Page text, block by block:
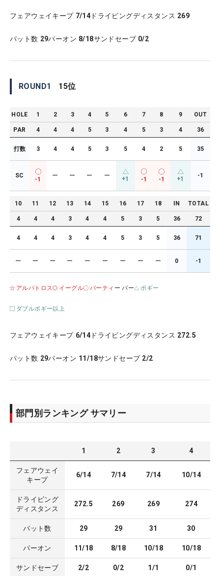
フェアウェイキープ 7/14 ドライビングディスタンス 269
パット数 29パーオン 8/18サンドセーブ 0/2
ROUND1 15位
HOLE 1 2 3 4 5 6 7 8 9 OUT
PAR 4 4 4 5 3 4 5 3 4 36
打数 3 4 4 5 3 5 4 2 5 35
SC
-1
ー ー ー ー +1 -1 -1 +1 -1
10 11 12 13 14 15 16 17 18 IN TOTAL
4 4 4 3 4 4 5 3 5 36 72
4 4 4 3 4 4 5 3 5 36 71
ー ー ー ー ー ー ー ー ー 0 -1
アルバトロス イーグル バーティ ー パー ボギー
ダブルボギー以上
フェアウェイキープ 6/14 ドライビングディスタンス 272.5
パット数 29パーオン 11/18サンドセーブ 2/2
部門別ランキング サマリー
1 2 3 4
フェアウェイ
キープ
6/14 7/14 7/14 10/14
ドライビング
ディスタンス
272.5 269 269 274
パット数 29 29 31 30
パーオン 11/18 8/18 10/18 10/18
サンドセーブ 2/2 0/2 1/1 0/1